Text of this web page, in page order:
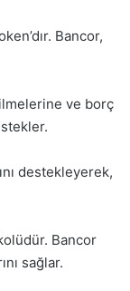
Bancor,
ve borç
destekleyerek,
Bancor
sağlar.